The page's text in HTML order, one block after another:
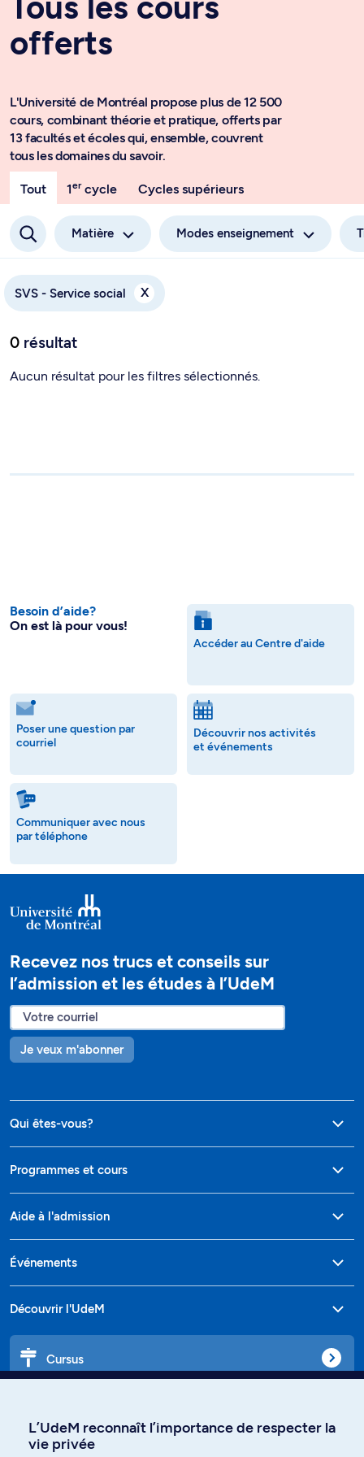
offerts
L'Université de Montréal propose plus de 12 500
cours, combinant théorie et pratique, offerts par
13 facultés et écoles qui, ensemble, couvrent
tous les domaines du savoir.
Tout 1ercycle Cycles supérieurs
Matière Modes enseignement
SVS - Service social X
0 résultat
Aucun résultat pour les filtres sélectionnés.
Besoin d’aide?
On est là pour vous!
Accéder au Centre d'aide
Poser une question par
courriel
Découvrir nos activités
et événements
Communiquer avec nous
par téléphone
Recevez nos trucs et conseils sur
l’admission et les études à l’UdeM
Je veux m'abonner
Qui êtes-vous?
Programmes et cours
Aide à l'admission
Événements
Découvrir l'UdeM
Cursus
L’UdeM reconnaît l’importance de respecter la
vie privée